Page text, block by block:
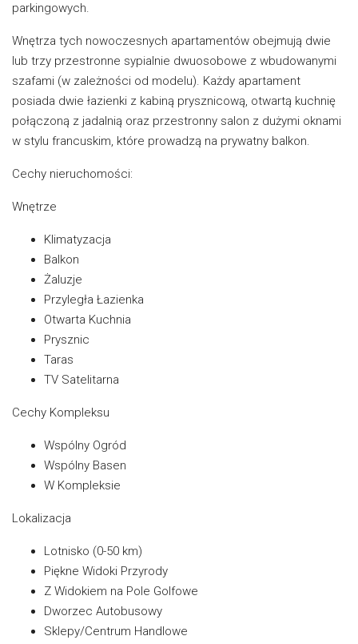
parkingowych.
Wnętrza tych nowoczesnych apartamentów obejmują dwie
lub trzy przestronne sypialnie dwuosobowe z wbudowanymi
szafami (w zależności od modelu). Każdy apartament
posiada dwie łazienki z kabiną prysznicową, otwartą kuchnię
połączoną z jadalnią oraz przestronny salon z dużymi oknami
w stylu francuskim, które prowadzą na prywatny balkon.
Cechy nieruchomości:
Wnętrze
Klimatyzacja
Balkon
Żaluzje
Przyległa Łazienka
Otwarta Kuchnia
Prysznic
Taras
TV Satelitarna
Cechy Kompleksu
Wspólny Ogród
Wspólny Basen
W Kompleksie
Lokalizacja
Lotnisko (0-50 km)
Piękne Widoki Przyrody
Z Widokiem na Pole Golfowe
Dworzec Autobusowy
Sklepy/Centrum Handlowe